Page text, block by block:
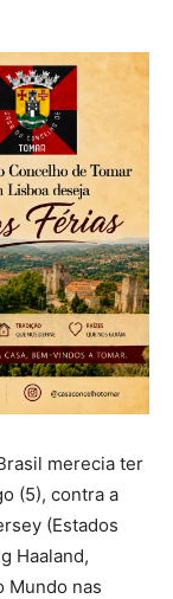
merecia ter
(5), contra a
(Estados
Haaland,
Mundo nas